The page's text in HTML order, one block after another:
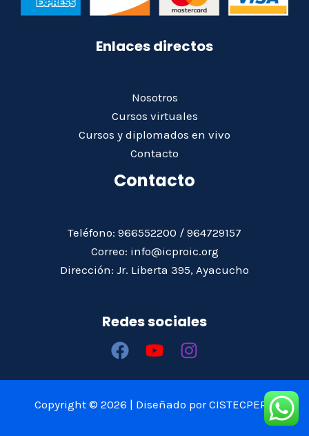
Enlaces directos
Nosotros
Cursos virtuales
Cursos y diplomados en vivo
Contacto
Contacto
Teléfono: 966552200 / 964729157
Correo: info@icproic.org
Dirección: Jr. Liberta 395, Ayacucho
Redes sociales
Copyright © 2026 | Diseñado por CISTECPERÚ